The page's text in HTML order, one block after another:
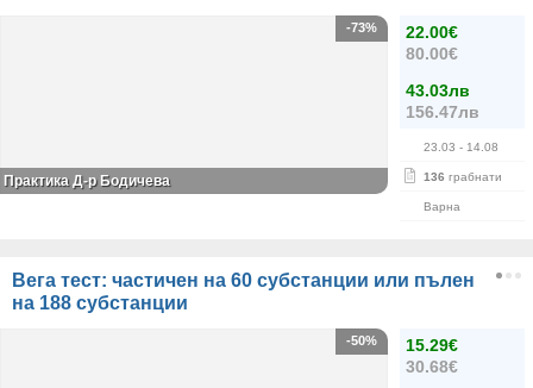
22.00€
80.00€
43.03лв
156.47лв
23.03 - 14.08
136 грабнати
Варна
-73%
Практика Д-р Бодичева
Вега тест: частичен на 60 субстанции или пълен
на 188 субстанции
15.29€
30.68€
-50%